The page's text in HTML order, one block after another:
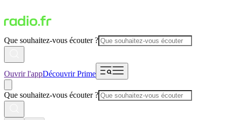
Que souhaitez-vous écouter ?
Ouvrir l'appDécouvrir Prime
Que souhaitez-vous écouter ?